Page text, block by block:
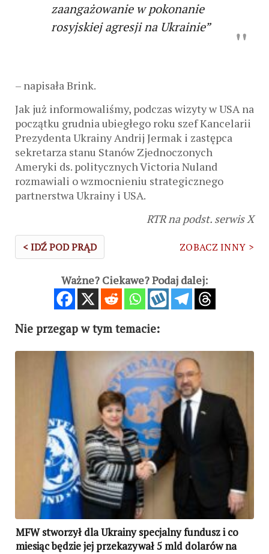
zaangażowanie w pokonanie
rosyjskiej agresji na Ukrainie”
– napisała Brink.
Jak już informowaliśmy, podczas wizyty w USA na
początku grudnia ubiegłego roku szef Kancelarii
Prezydenta Ukrainy Andrij Jermak i zastępca
sekretarza stanu Stanów Zjednoczonych
Ameryki ds. politycznych Victoria Nuland
rozmawiali o wzmocnieniu strategicznego
partnerstwa Ukrainy i USA.
RTR na podst. serwis X
< IDŹ POD PRĄD ZOBACZ INNY >
Ważne? Ciekawe? Podaj dalej:
Nie przegap w tym temacie:
MFW stworzył dla Ukrainy specjalny fundusz i co
miesiąc będzie jej przekazywał 5 mld dolarów na